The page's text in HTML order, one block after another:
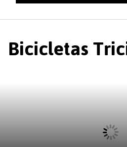
Bicicletas